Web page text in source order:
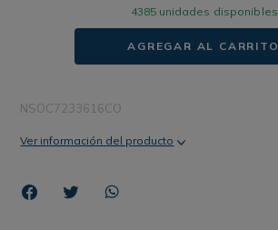
4385 unidades disponibles
AGREGAR AL CARRITO
NSOC7233616CO
Ver información del producto